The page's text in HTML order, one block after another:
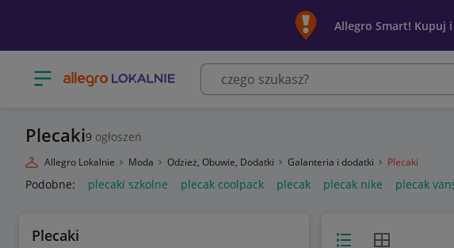
Allegro Smart! Kupuj
Otwórz menu z kategoriami
Plecaki9 ogłoszeń
Allegro Lokalnie Moda Odzież, Obuwie, Dodatki Galanteria i dodatki Plecaki
Podobne: plecaki szkolne plecak coolpack plecak plecak nike plecak
Plecaki Widok listyWidok siatki